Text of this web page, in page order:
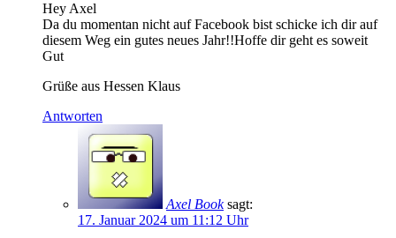
Hey Axel
Da du momentan nicht auf Facebook bist schicke ich dir auf
diesem Weg ein gutes neues Jahr!!Hoffe dir geht es soweit
Gut
Grüße aus Hessen Klaus
Antworten
Axel Book sagt:
17. Januar 2024 um 11:12 Uhr